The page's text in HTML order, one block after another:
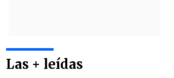
Las + leídas